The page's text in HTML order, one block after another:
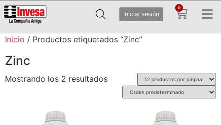
Iniciar sesión
0
Inicio / Productos etiquetados “Zinc”
Zinc
Mostrando los 2 resultados